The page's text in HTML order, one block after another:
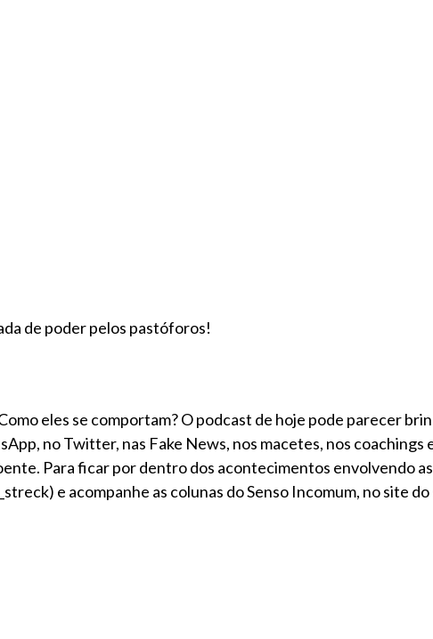
de poder pelos pastóforos!
eles se comportam? O podcast de hoje pode parecer
no Twitter, nas Fake News, nos macetes, nos
Para ficar por dentro dos acontecimentos envolvendo
e acompanhe as colunas do Senso Incomum, no site